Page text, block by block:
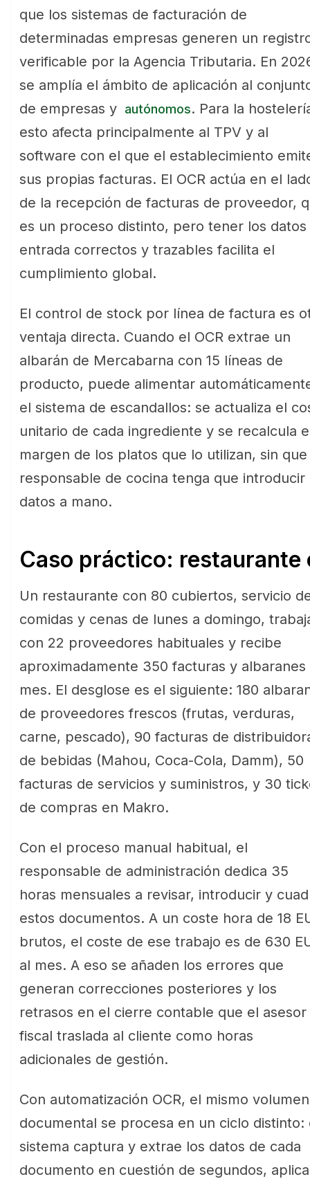
que los sistemas de facturación de
determinadas empresas generen un
verificable por la Agencia Tributaria. En
se amplía el ámbito de aplicación al
de empresas y autónomos. Para la
esto afecta principalmente al TPV y al
software con el que el establecimiento
sus propias facturas. El OCR actúa en el
de la recepción de facturas de proveedor,
es un proceso distinto, pero tener los datos
entrada correctos y trazables facilita el
cumplimiento global.
El control de stock por línea de factura es
ventaja directa. Cuando el OCR extrae un
albarán de Mercabarna con 15 líneas de
producto, puede alimentar
el sistema de escandallos: se actualiza el
unitario de cada ingrediente y se recalcula
margen de los platos que lo utilizan, sin
responsable de cocina tenga que introducir
datos a mano.
Caso práctico:
Un restaurante con 80 cubiertos, servicio
comidas y cenas de lunes a domingo,
con 22 proveedores habituales y recibe
aproximadamente 350 facturas y albaranes
mes. El desglose es el siguiente: 180
de proveedores frescos (frutas, verduras,
carne, pescado), 90 facturas de
de bebidas (Mahou, Coca-Cola, Damm), 50
facturas de servicios y suministros, y 30
de compras en Makro.
Con el proceso manual habitual, el
responsable de administración dedica 35
horas mensuales a revisar, introducir y
estos documentos. A un coste hora de 18
brutos, el coste de ese trabajo es de 630
al mes. A eso se añaden los errores que
generan correcciones posteriores y los
retrasos en el cierre contable que el asesor
fiscal traslada al cliente como horas
adicionales de gestión.
Con automatización OCR, el mismo volumen
documental se procesa en un ciclo distinto:
sistema captura y extrae los datos de cada
documento en cuestión de segundos, aplica